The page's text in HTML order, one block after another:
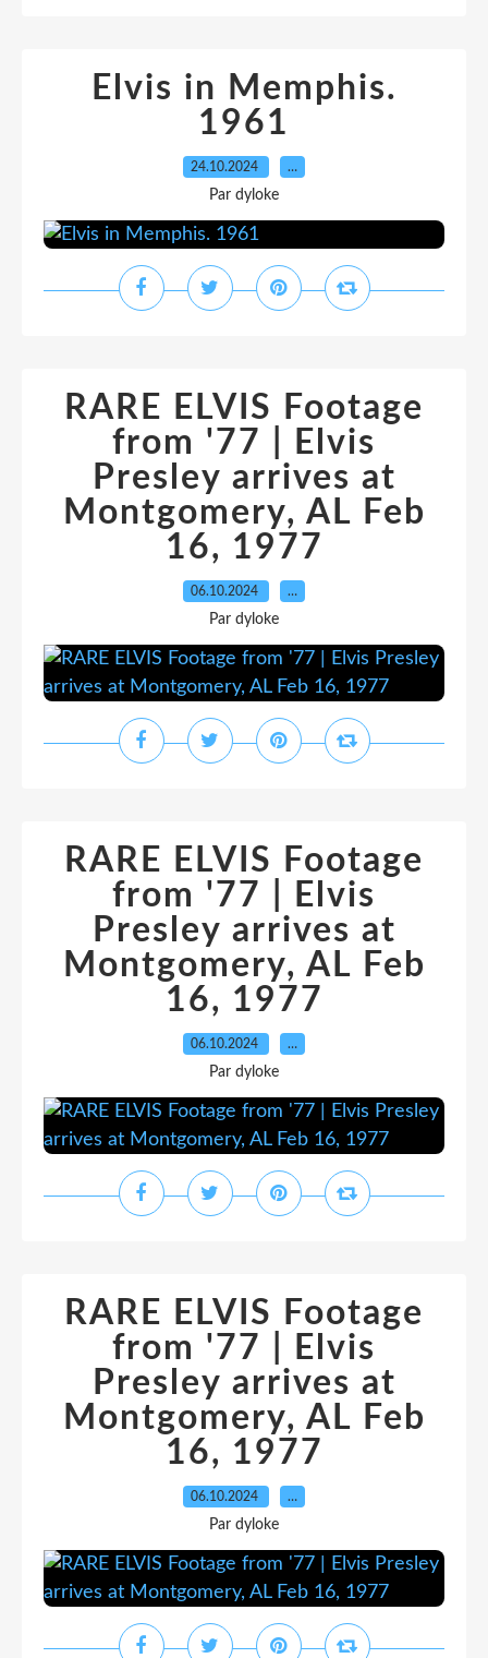
Elvis in Memphis.
1961
24.10.2024 …
Par dyloke
RARE ELVIS Footage
from '77 | Elvis
Presley arrives at
Montgomery, AL Feb
16, 1977
06.10.2024 …
Par dyloke
RARE ELVIS Footage
from '77 | Elvis
Presley arrives at
Montgomery, AL Feb
16, 1977
06.10.2024 …
Par dyloke
RARE ELVIS Footage
from '77 | Elvis
Presley arrives at
Montgomery, AL Feb
16, 1977
06.10.2024 …
Par dyloke